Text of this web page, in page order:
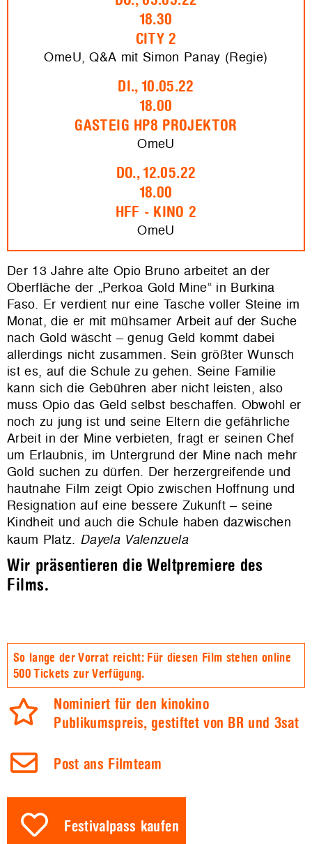
18.30
CITY 2
OmeU, Q&A mit Simon Panay (Regie)
DI., 10.05.22
18.00
GASTEIG HP8 PROJEKTOR
OmeU
DO., 12.05.22
18.00
HFF - KINO 2
OmeU
Der 13 Jahre alte Opio Bruno arbeitet an der
Oberfläche der „Perkoa Gold Mine“ in Burkina
Faso. Er verdient nur eine Tasche voller Steine im
Monat, die er mit mühsamer Arbeit auf der Suche
nach Gold wäscht – genug Geld kommt dabei
allerdings nicht zusammen. Sein größter Wunsch
ist es, auf die Schule zu gehen. Seine Familie
kann sich die Gebühren aber nicht leisten, also
muss Opio das Geld selbst beschaffen. Obwohl er
noch zu jung ist und seine Eltern diegefährliche
Arbeit in der Mine verbieten, fragt er seinen Chef
um Erlaubnis, im Untergrund der Mine nach mehr
Gold suchen zu dürfen. Der herzergreifende und
hautnahe Film zeigt Opio zwischen Hoffnung und
Resignation auf eine bessere Zukunft – seine
Kindheit und auch die Schule haben dazwischen
kaum Platz. Dayela Valenzuela
Wir präsentieren die Weltpremiere des
Films.
So lange der Vorrat reicht: Für diesen Film stehen online
500 Tickets zur Verfügung.
Nominiert für den kinokino
Publikumspreis, gestiftet von BR und 3sat
Post ans Filmteam
Festivalpass kaufen